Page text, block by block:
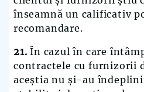
înseamnă un calificativ
recomandare.
21. În cazul în care
contractele cu furnizorii
aceștia nu și-au